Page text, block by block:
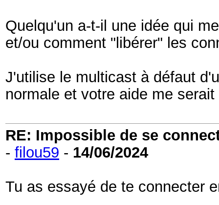
Quelqu'un a-t-il une idée qui
et/ou comment "libérer" les
J'utilise le multicast à défaut
normale et votre aide me
RE: Impossible de se
- filou59 - 14/06/2024
Tu as essayé de te connecter